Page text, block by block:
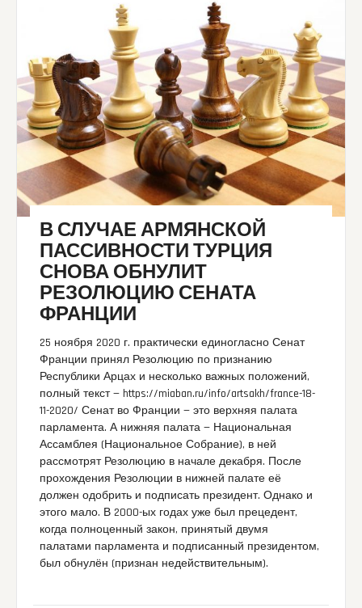
В СЛУЧАЕ АРМЯНСКОЙ
ПАССИВНОСТИ ТУРЦИЯ
СНОВА ОБНУЛИТ
РЕЗОЛЮЦИЮ СЕНАТА
ФРАНЦИИ
25 ноября 2020 г. практически единогласно Сенат
Франции принял Резолюцию по признанию
Республики Арцах и несколько важных положений,
полный текст — https://miaban.ru/info/artsakh/france-18-
11-2020/ Сенат во Франции — это верхняя палата
парламента. А нижняя палата — Национальная
Ассамблея (Национальное Собрание), в ней
рассмотрят Резолюцию в начале декабря. После
прохождения Резолюции в нижней палате её
должен одобрить и подписать президент. Однако и
этого мало. В 2000-ых годах уже был прецедент,
когда полноценный закон, принятый двумя
палатами парламента и подписанный президентом,
был обнулён (признан недействительным).